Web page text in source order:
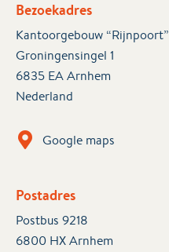
Bezoekadres
Kantoorgebouw “Rijnpoort”
Groningensingel 1
6835 EA Arnhem
Nederland
Google maps
Postadres
Postbus 9218
6800 HX Arnhem